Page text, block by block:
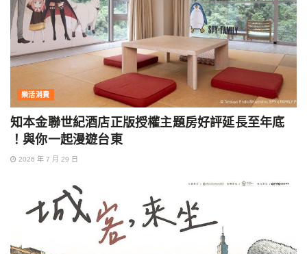
樂活消費
知本金聯世紀酒店正版授權主題房好評延長至年底
！與你一起漫遊台東
2026 年 7 月 29 日